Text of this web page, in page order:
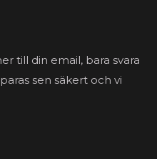
till din email, bara svara
sen säkert och vi